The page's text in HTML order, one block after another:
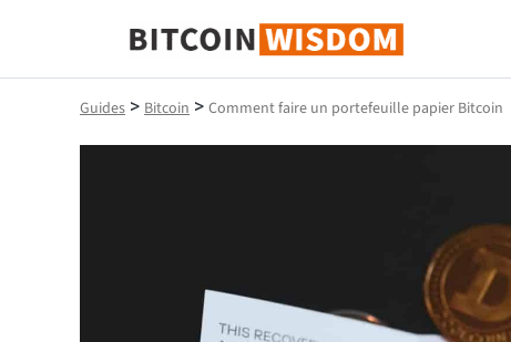
Bitcoin Sagesse
Guides > Bitcoin > Comment faire un portefeuille papier Bitcoin